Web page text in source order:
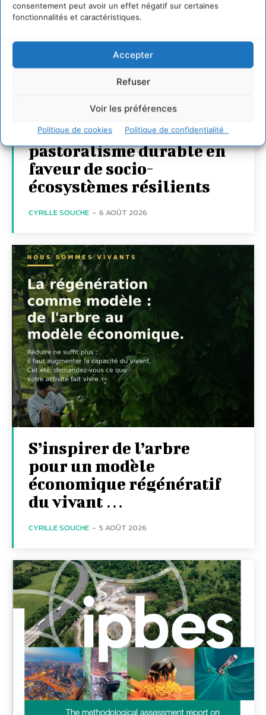
consentement peut avoir un effet négatif sur certaines
fonctionnalités et caractéristiques.
Accepter
Refuser
Voir les préférences
Politique de cookies Politique de confidentialité
Soutenir un
pastoralisme durable en
faveur de socio-
écosystèmes résilients
CYRILLE SOUCHE - 6 AOÛT 2026
S’inspirer de l’arbre
pour un modèle
économique régénératif
du vivant …
CYRILLE SOUCHE - 5 AOÛT 2026